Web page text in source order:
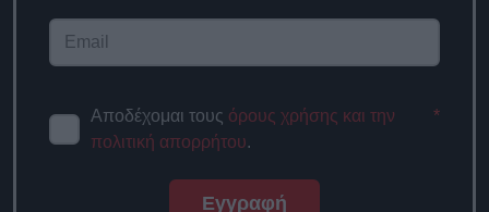
Αποδέχομαι τους όρους χρήσης και την
πολιτική απορρήτου.
*
Εγγραφή